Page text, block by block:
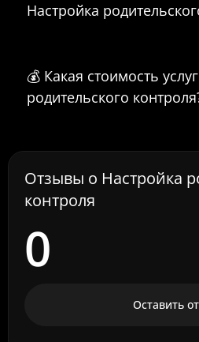
Настройка
💰 Какая стоимость
родительского
Отзывы о Настройка
контроля
0
Оставить